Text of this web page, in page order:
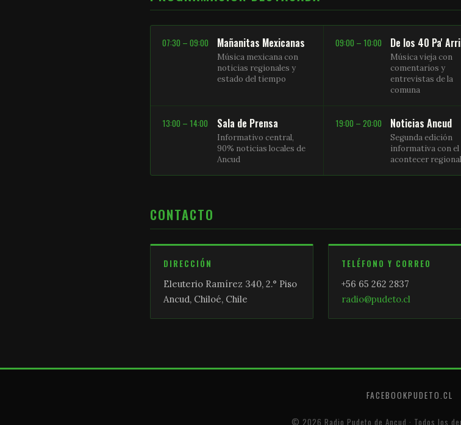
07:30 – 09:00 Mañanitas Mexicanas
Música mexicana con
noticias regionales y
estado del tiempo
09:00 – 10:00 De los 40 Pa'
Música vieja con
comentarios y
entrevistas de la
comuna
13:00 – 14:00 Sala de Prensa
Informativo central,
90% noticias locales de
Ancud
19:00 – 20:00 Noticias Ancud
Segunda edición
informativa con el
acontecer regional
CONTACTO
DIRECCIÓN
Eleuterio Ramírez 340, 2.° Piso
Ancud, Chiloé, Chile
TELÉFONO Y CORREO
+56 65 262 2837
radio@pudeto.cl
FACEBOOKPUDETO.CL
© 2026 Radio Pudeto de Ancud · Todos los